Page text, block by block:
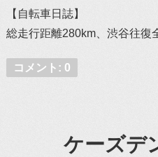
【自転車日誌】
総走行距離280km、渋谷往復
コメント: 0
ケーズデ